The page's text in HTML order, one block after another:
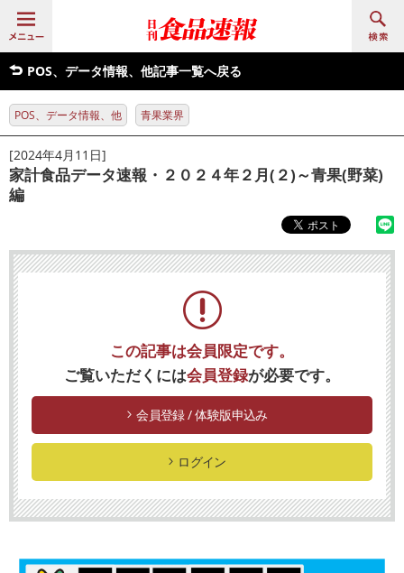
POS、データ情報、他記事一覧へ戻る
POS、データ情報、他 青果業界
[2024年4月11日]
家計食品データ速報・２０２４年２月(２)～青果(野菜)
編
この記事は会員限定です。
ご覧いただくには会員登録が必要です。
会員登録 / 体験版申込み
ログイン